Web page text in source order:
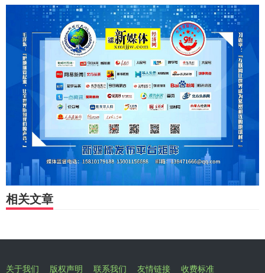
相关文章
关于我们 版权声明 联系我们 友情链接 收费标准